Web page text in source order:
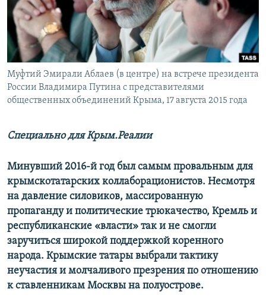
ПОБЕДИТЕЛЕЙ НЕ СУДЯТ?
КРЫМ.НЕПОКОРЕННЫЙ
ELIFBE
УКРАИНСКАЯ ПРОБЛЕМА КРЫМА
ПРИСОЕДИНЯЙТЕСЬ!
Все сайты RFE/RL
Муфтий Эмирали Аблаев (в центре) на встрече президента
России Владимира Путина с представителями
общественных объединений Крыма, 17 августа 2015 года
Специально для Крым.Реалии
Минувший 2016-й год был самым провальным для
крымскотатарских коллаборационистов. Несмотря
на давление силовиков, массированную
пропаганду и политические трюкачество, Кремль и
республиканские «власти» так и не смогли
заручиться широкой поддержкой коренного
народа. Крымские татары выбрали тактику
неучастия и молчаливого презрения по отношению
к ставленникам Москвы на полуострове.